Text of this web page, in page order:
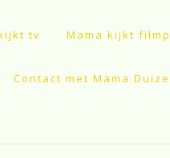
tv Mama kijkt
Contact met Mama